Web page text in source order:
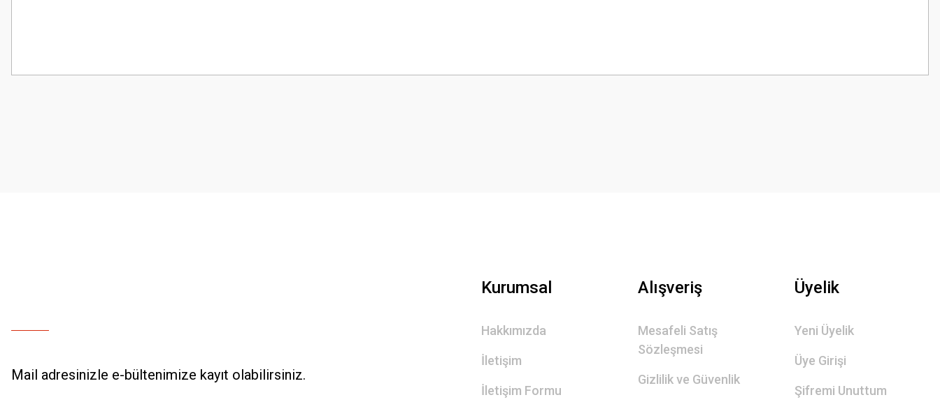
Görüş ve önerileriniz için teşekkür ederiz.
Mail adresinizle e-bültenimize kayıt olabilirsiniz.
Kurumsal
Hakkımızda
İletişim
İletişim Formu
Alışveriş
Mesafeli Satış
Sözleşmesi
Gizlilik ve Güvenlik
Üyelik
Yeni Üyelik
Üye Girişi
Şifremi Unuttum